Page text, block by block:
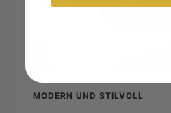
MODERN UND STILVOLL